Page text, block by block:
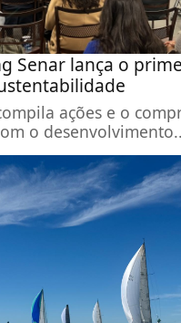
Senar lança o
ações e o
o